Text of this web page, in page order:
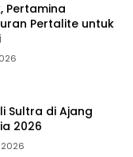
Pertamina
Pertalite untuk
Sultra di Ajang
2026